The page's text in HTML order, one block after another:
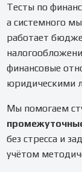
Тесты по
а системного
работает
финансовые
юридическими
Мы помогаем
без стресса и
учётом